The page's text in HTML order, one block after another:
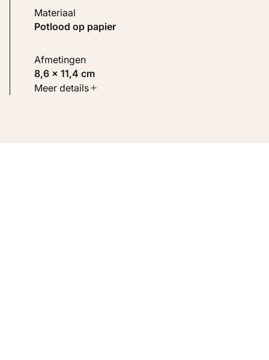
Materiaal
Potlood op papier
Afmetingen
8,6 × 11,4 cm
Soort werk
Meer details